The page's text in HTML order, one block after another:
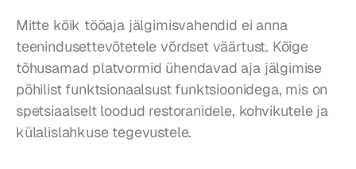
Mitte kõik tööaja jälgimisvahendid ei anna
teenindusettevõtetele võrdset väärtust. Kõige
tõhusamad platvormid ühendavad aja jälgimise
põhilist funktsionaalsust funktsioonidega, mis on
spetsiaalselt loodud restoranidele, kohvikutele ja
külalislahkuse tegevustele.